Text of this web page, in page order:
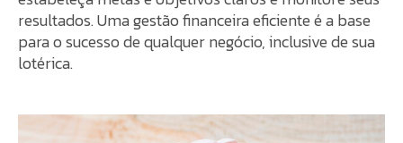
resultados. Uma gestão financeira eficiente é a base
para o sucesso de qualquer negócio, inclusive de sua
lotérica.